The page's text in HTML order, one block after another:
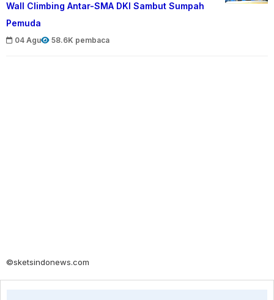
Wall Climbing Antar-SMA DKI Sambut Sumpah
Pemuda
04 Agu 58.6K pembaca
©sketsindonews.com